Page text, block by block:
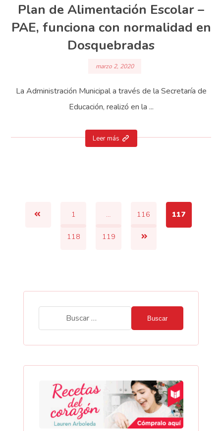
Plan de Alimentación Escolar –
PAE, funciona con normalidad en
Dosquebradas
marzo 2, 2020
La Administración Municipal a través de la Secretaría de
Educación, realizó en la ...
Leer más
1 … 116 117
118 119
Buscar